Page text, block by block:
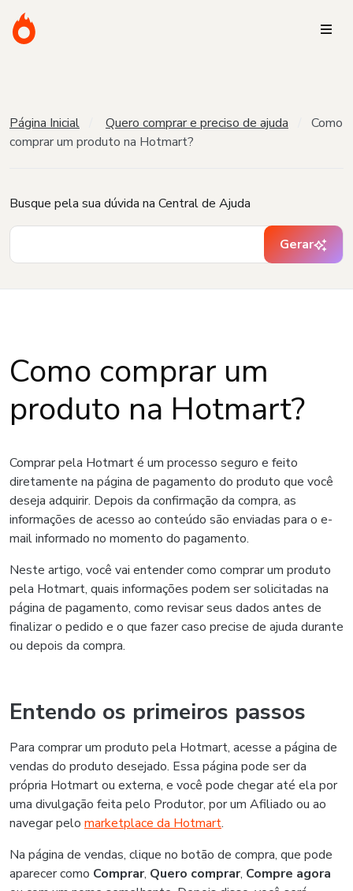
Página Inicial Quero comprar e preciso de ajuda
Como
comprar um produto na Hotmart?
Busque pela sua dúvida na Central de Ajuda
Gerar
Como comprar um
produto na Hotmart?
Comprar pela Hotmart é um processo seguro e feito
diretamente na página de pagamento do produto que você
deseja adquirir. Depois da confirmação da compra, as
informações de acesso ao conteúdo são enviadas para o e-
mail informado no momento do pagamento.
Neste artigo, você vai entender como comprar um produto
pela Hotmart, quais informações podem ser solicitadas na
página de pagamento, como revisar seus dados antes de
finalizar o pedido e o que fazer caso precise de ajuda durante
ou depois da compra.
Entendo os primeiros passos
Para comprar um produto pela Hotmart, acesse a página de
vendas do produto desejado. Essa página pode ser da
própria Hotmart ou externa, e você pode chegar até ela por
uma divulgação feita pelo Produtor, por um Afiliado ou ao
navegar pelo marketplace da Hotmart.
Na página de vendas, clique no botão de compra, que pode
aparecer como Comprar, Quero comprar, Compre agora